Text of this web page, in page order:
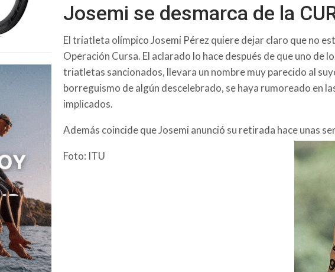
Josemi se desmarca de la
El triatleta olímpico Josemi Pérez quiere dejar claro que no
Operación Cursa. El aclarado lo hace después de que uno de
triatletas sancionados, llevara un nombre muy parecido al
borreguismo de algún descelebrado, se haya rumoreado en
implicados.
Además coincide que Josemi anunció su retirada hace unas
Foto: ITU